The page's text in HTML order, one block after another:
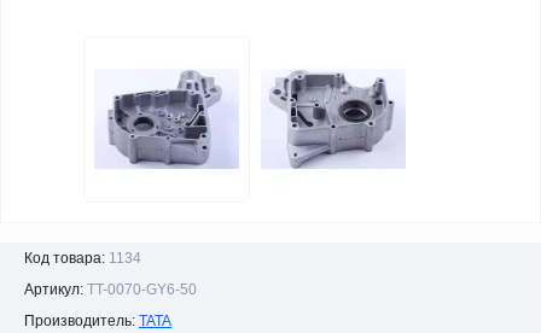
Код товара: 1134
Артикул: TT-0070-GY6-50
Производитель: TATA